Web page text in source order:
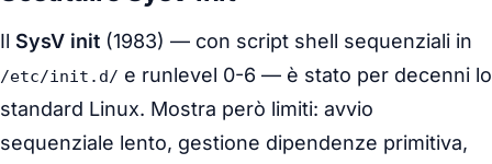
Il SysV init (1983) — con script shell sequenziali in
/etc/init.d/ e runlevel 0-6 — è stato per decenni lo
standard Linux. Mostra però limiti: avvio
sequenziale lento, gestione dipendenze primitiva,